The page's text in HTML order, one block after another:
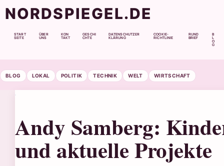
NORDSPIEGEL.DE
START
SEITE
ÜBER
UNS
KON
TAKT
GESCHI
CHTE
DATENSCHUTZER
KLÄRUNG
COOKIE-
RICHTLINIE
RUND
BRIEF
B
L
O
G
BLOG LOKAL POLITIK TECHNIK WELT WIRTSCHAFT
Andy Samberg:
und aktuelle Projekte